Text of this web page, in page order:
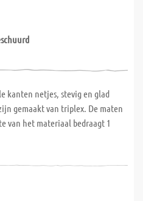
kanten netjes, stevig en glad
gemaakt van triplex. De maten
van het materiaal bedraagt 1